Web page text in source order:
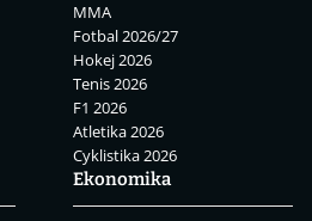
MMA
Fotbal 2026/27
Hokej 2026
Tenis 2026
F1 2026
Atletika 2026
Cyklistika 2026
Ekonomika